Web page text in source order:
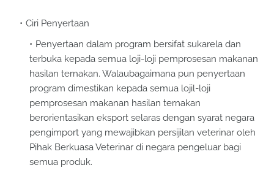
Ciri Penyertaan
Penyertaan dalam program bersifat sukarela dan
terbuka kepada semua loji-loji pemprosesan makanan
hasilan ternakan. Walaubagaimana pun penyertaan
program dimestikan kepada semua lojil-loji
pemprosesan makanan hasilan ternakan
berorientasikan eksport selaras dengan syarat negara
pengimport yang mewajibkan persijilan veterinar oleh
Pihak Berkuasa Veterinar di negara pengeluar bagi
semua produk.